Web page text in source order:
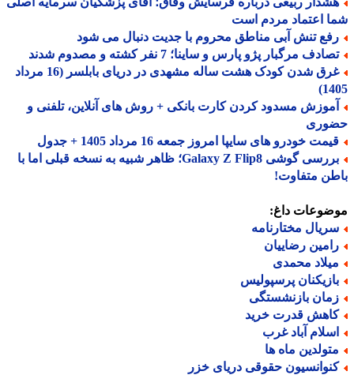
اعتماد مردم است
تنش آبی مناطق محروم با جدیت دنبال می شود
مرگبار پژو پارس و ساینا؛ 7 نفر کشته و مصدوم شدند
غرق شدن کودک هشت ساله مشهدی در دریای بابلسر (16 مرداد
مسدود کردن کارت بانکی + روش های آنلاین، تلفنی و
خودرو های سایپا امروز جمعه 16 مرداد 1405 + جدول
بررسی گوشی Galaxy Z Flip8؛ ظاهر شبیه به نسخه قبلی اما با
متفاوت!
داغ:
مختارنامه
رضاییان
محمدی
پرسپولیس
بازنشستگی
قدرت خرید
آباد غرب
ماه ها
حقوقی دریای خزر